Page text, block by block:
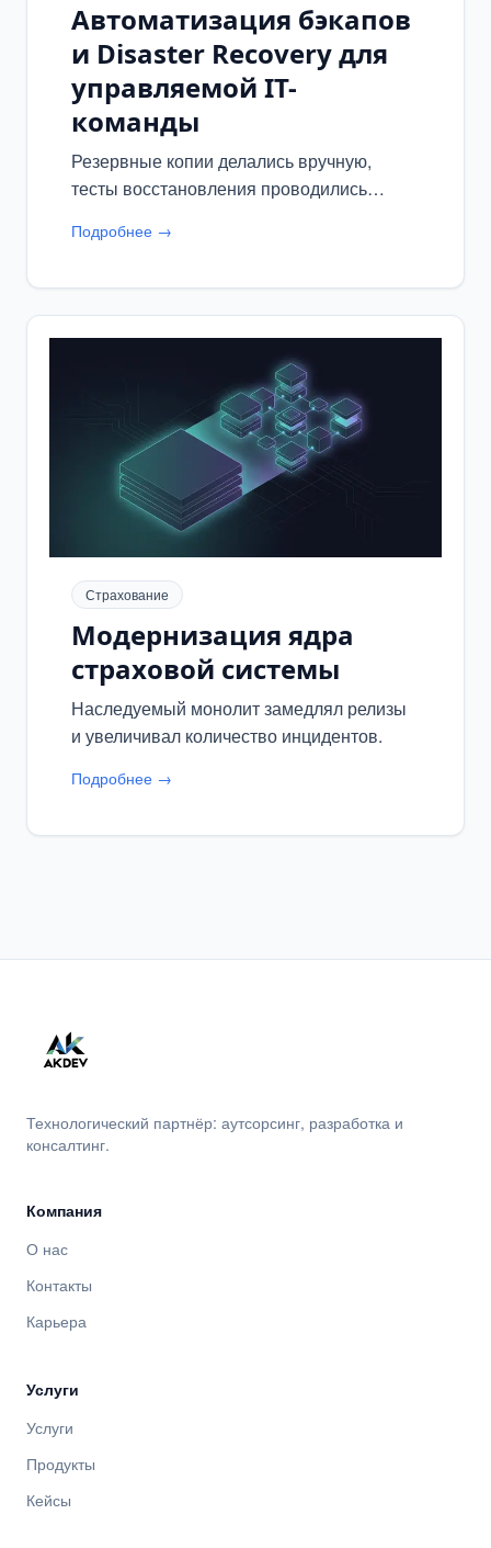
Автоматизация бэкапов
и Disaster Recovery для
управляемой IT-
команды
Резервные копии делались вручную,
тесты восстановления проводились
было непредсказуемым.
Подробнее →
Страхование
Модернизация ядра
страховой системы
Наследуемый монолит замедлял релизы
и увеличивал количество инцидентов.
Подробнее →
Технологический партнёр: аутсорсинг, разработка и
консалтинг.
Компания
О нас
Контакты
Карьера
Услуги
Услуги
Продукты
Кейсы